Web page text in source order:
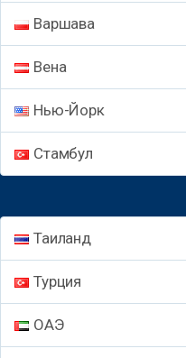
Варшава
Вена
Нью-Йорк
Стамбул
Таиланд
Турция
ОАЭ